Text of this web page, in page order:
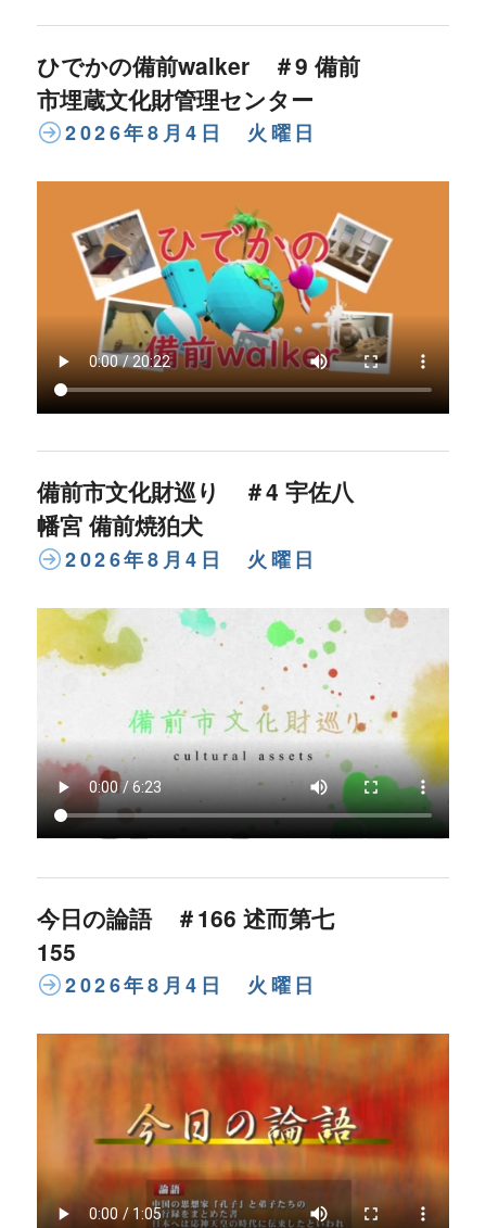
ひでかの備前walker ＃9 備前
市埋蔵文化財管理センター
2026年8月4日 火曜日
備前市文化財巡り ＃4 宇佐八
幡宮 備前焼狛犬
2026年8月4日 火曜日
今日の論語 ＃166 述而第七
155
2026年8月4日 火曜日